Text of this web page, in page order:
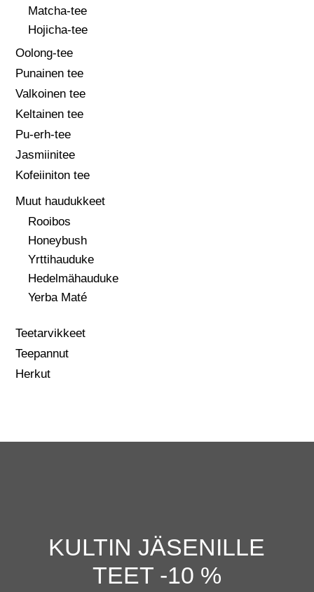
Matcha-tee
Hojicha-tee
Oolong-tee
Punainen tee
Valkoinen tee
Keltainen tee
Pu-erh-tee
Jasmiinitee
Kofeiiniton tee
Muut haudukkeet
Rooibos
Honeybush
Yrttihauduke
Hedelmähauduke
Yerba Maté
Teetarvikkeet
Teepannut
Herkut
KULTIN JÄSENILLE
TEET -10 %